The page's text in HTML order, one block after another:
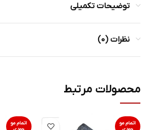
توضیحات تکمیلی
نظرات (0)
محصولات مرتبط
اتمام مو
اتمام مو